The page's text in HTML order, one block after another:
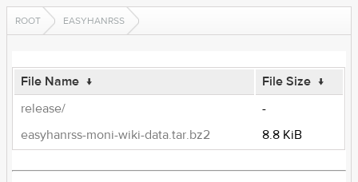
ROOT EASYHANRSS
File Name ↓ File Size ↓
release/
-
easyhanrss-moni-wiki-data.tar.bz2
8.8 KiB